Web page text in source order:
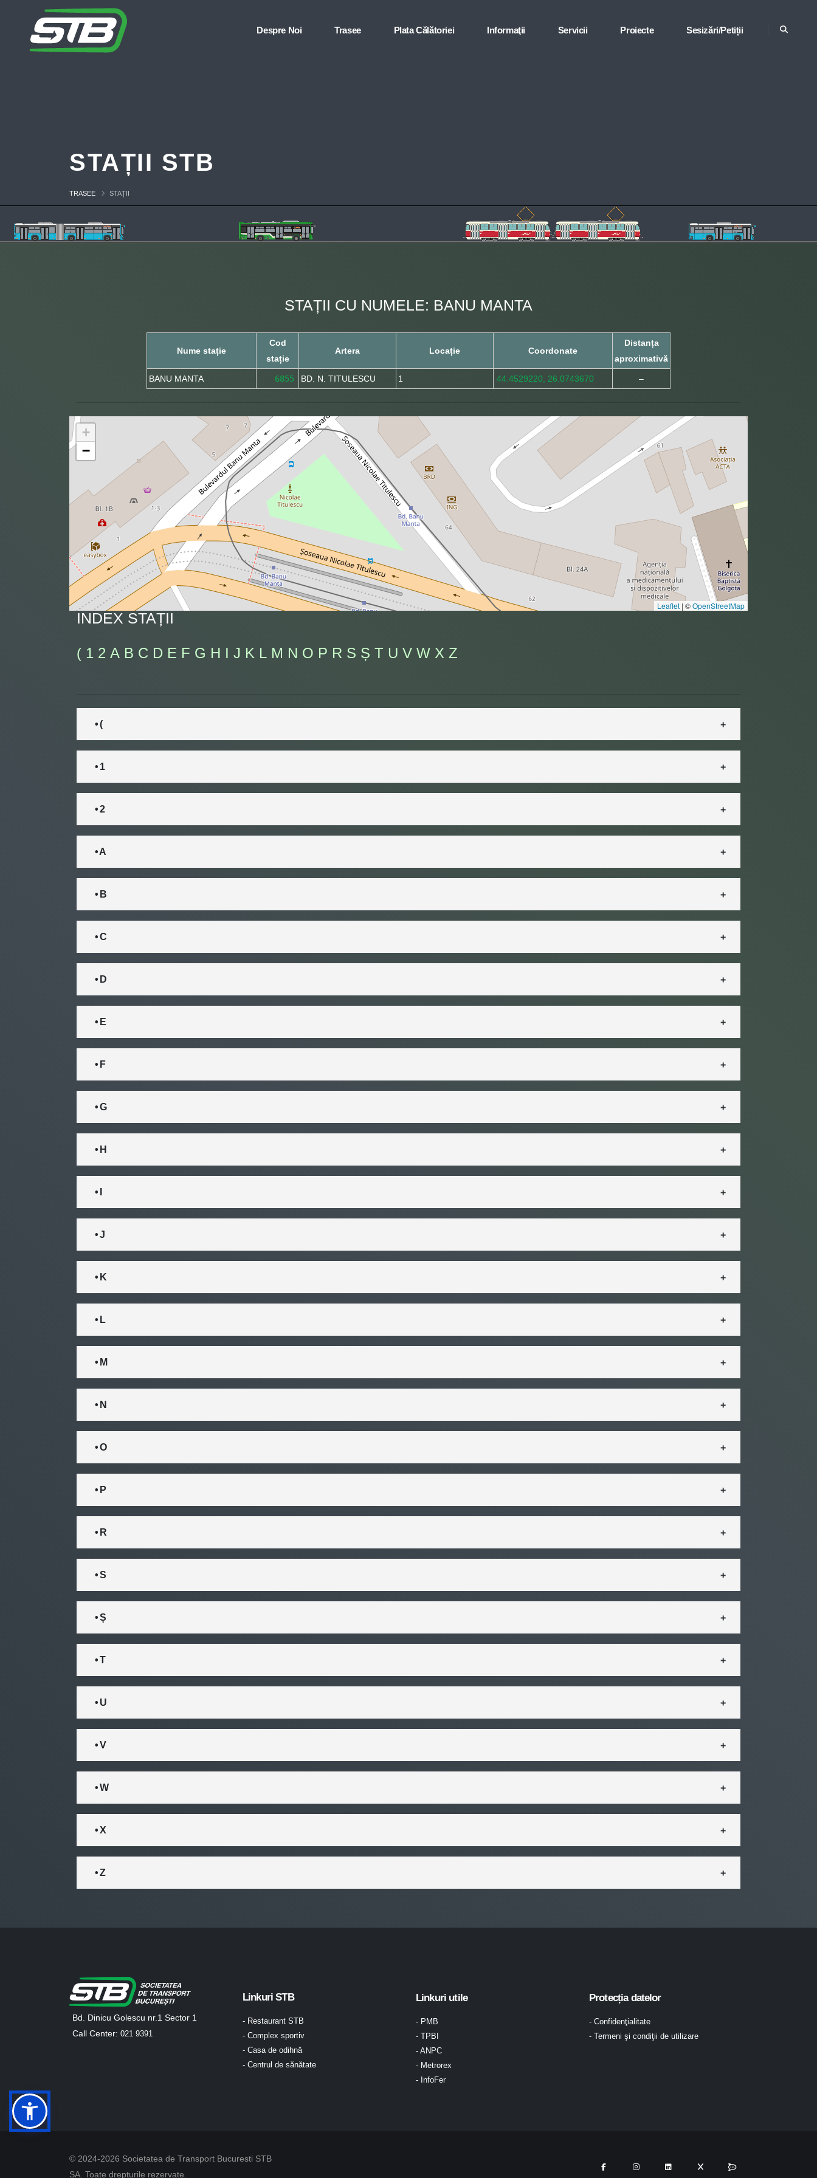
Despre Noi Trasee Plata Călătoriei Informaţii Servicii Proiecte Sesizări/Petiții
STAȚII STB
TRASEE STAȚII
STAȚII CU NUMELE: BANU MANTA
Nume stație
Cod
stație
Artera Locație Coordonate
Distanța
aproximativă
BANU MANTA 6855 BD. N. TITULESCU 1 44.4529220, 26.0743670 –
+
−
Leaflet | ©OpenStreetMap
INDEX STAȚII
( 1 2 A B C D E F G H I J K L M N O P R S Ș T U V W X Z
• (
• 1
• 2
• A
• B
• C
• D
• E
• F
• G
• H
• I
• J
• K
• L
• M
• N
• O
• P
• R
• S
• Ș
• T
• U
• V
• W
• X
• Z
Bd. Dinicu Golescu nr.1 Sector 1
Call Center: 021 9391
Linkuri STB
- Restaurant STB
- Complex sportiv
- Casa de odihnă
- Centrul de sănătate
Linkuri utile
- PMB
- TPBI
- ANPC
- Metrorex
- InfoFer
Protecția datelor
- Confidenţialitate
- Termeni şi condiţii de utilizare
© 2024-2026 Societatea de Transport Bucuresti STB
SA. Toate drepturile rezervate.